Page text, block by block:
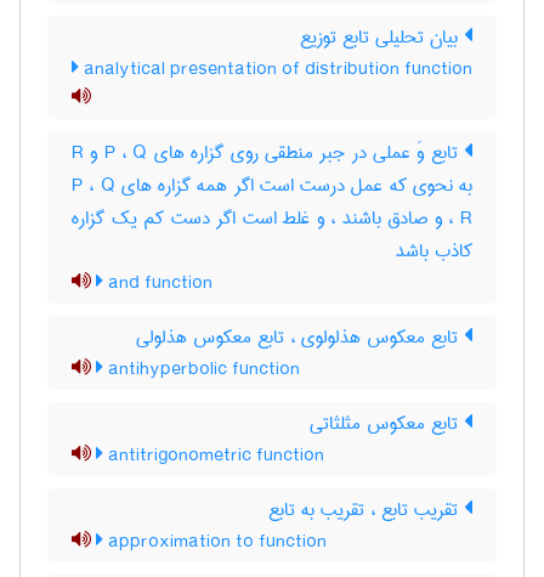
بیان تحلیلی تابع توزیع
analytical presentation of distribution function
تابع وَ عملی در جبر منطقی روی گزاره های P ، Q و R
به نحوی که عمل درست است اگر همه گزاره های P ، Q
، R و صادق باشند ، و غلط است اگر دست کم یک گزاره
کاذب باشد
and function
تابع معکوس هذلولوی ، تابع معکوس هذلولی
antihyperbolic function
تابع معکوس مثلثاتی
antitrigonometric function
تقریب تابع ، تقریب به تابع
approximation to function